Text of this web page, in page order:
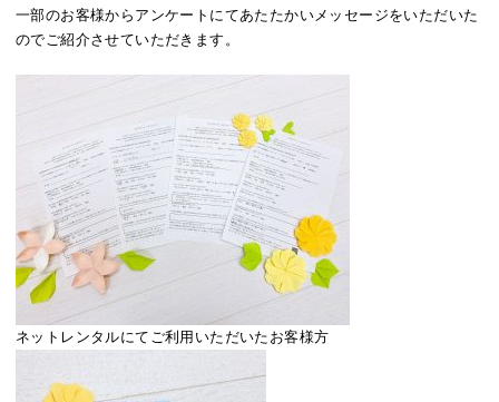
一部のお客様からアンケートにてあたたかいメッセージをいただいた
のでご紹介させていただきます。
ネットレンタルにてご利用いただいたお客様方